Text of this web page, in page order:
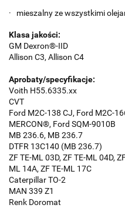
· mieszalny ze wszystkimi
Klasa jakości:
GM Dexron®-IID
Allison C3, Allison C4
Aprobaty/specyfikacje:
Voith H55.6335.xx
CVT
Ford M2C-138 CJ, Ford M2C-
MERCON®, Ford SQM-9010B
MB 236.6, MB 236.7
DTFR 13C140 (MB 236.7)
ZF TE-ML 03D, ZF TE-ML 04D,
ML 14A, ZF TE-ML 17C
Caterpillar TO-2
MAN 339 Z1
Renk Doromat